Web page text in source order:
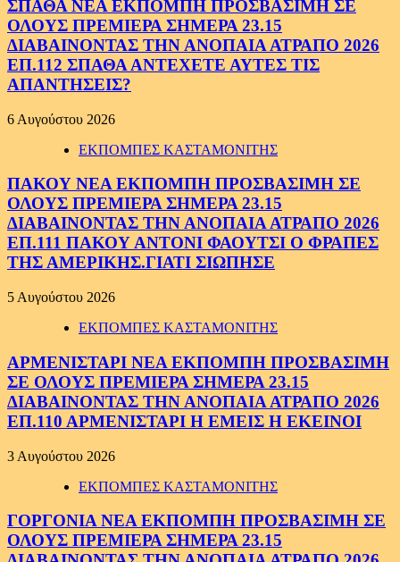
ΣΠΑΘΑ ΝΕΑ ΕΚΠΟΜΠΗ ΠΡΟΣΒΑΣΙΜΗ ΣΕ
ΟΛΟΥΣ ΠΡΕΜΙΕΡΑ ΣΗΜΕΡΑ 23.15
ΔΙΑΒΑΙΝΟΝΤΑΣ ΤΗΝ ΑΝΟΠΑΙΑ ΑΤΡΑΠΟ 2026
ΕΠ.112 ΣΠΑΘΑ ΑΝΤΕΧΕΤΕ ΑΥΤΕΣ ΤΙΣ
ΑΠΑΝΤΗΣΕΙΣ?
6 Αυγούστου 2026
ΕΚΠΟΜΠΕΣ ΚΑΣΤΑΜΟΝΙΤΗΣ
ΠΑΚΟΥ ΝΕΑ ΕΚΠΟΜΠΗ ΠΡΟΣΒΑΣΙΜΗ ΣΕ
ΟΛΟΥΣ ΠΡΕΜΙΕΡΑ ΣΗΜΕΡΑ 23.15
ΔΙΑΒΑΙΝΟΝΤΑΣ ΤΗΝ ΑΝΟΠΑΙΑ ΑΤΡΑΠΟ 2026
ΕΠ.111 ΠΑΚΟΥ ΑΝΤΟΝΙ ΦΑΟΥΤΣΙ Ο ΦΡΑΠΕΣ
ΤΗΣ ΑΜΕΡΙΚΗΣ.ΓΙΑΤΙ ΣΙΩΠΗΣΕ
5 Αυγούστου 2026
ΕΚΠΟΜΠΕΣ ΚΑΣΤΑΜΟΝΙΤΗΣ
ΑΡΜΕΝΙΣΤΑΡΙ ΝΕΑ ΕΚΠΟΜΠΗ ΠΡΟΣΒΑΣΙΜΗ
ΣΕ ΟΛΟΥΣ ΠΡΕΜΙΕΡΑ ΣΗΜΕΡΑ 23.15
ΔΙΑΒΑΙΝΟΝΤΑΣ ΤΗΝ ΑΝΟΠΑΙΑ ΑΤΡΑΠΟ 2026
ΕΠ.110 ΑΡΜΕΝΙΣΤΑΡΙ Η ΕΜΕΙΣ Η ΕΚΕΙΝΟΙ
3 Αυγούστου 2026
ΕΚΠΟΜΠΕΣ ΚΑΣΤΑΜΟΝΙΤΗΣ
ΓΟΡΓΟΝΙΑ ΝΕΑ ΕΚΠΟΜΠΗ ΠΡΟΣΒΑΣΙΜΗ ΣΕ
ΟΛΟΥΣ ΠΡΕΜΙΕΡΑ ΣΗΜΕΡΑ 23.15